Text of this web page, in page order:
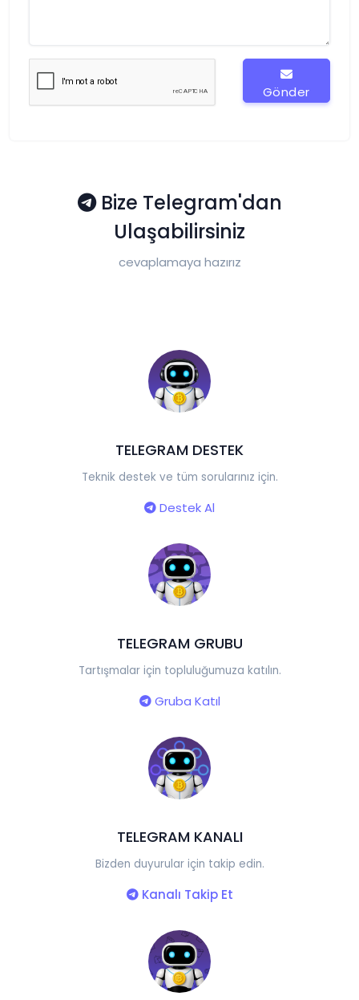
Gönder
Bize Telegram'dan
Ulaşabilirsiniz
cevaplamaya hazırız
TELEGRAM DESTEK
Teknik destek ve tüm sorularınız için.
Destek Al
TELEGRAM GRUBU
Tartışmalar için topluluğumuza katılın.
Gruba Katıl
TELEGRAM KANALI
Bizden duyurular için takip edin.
Kanalı Takip Et